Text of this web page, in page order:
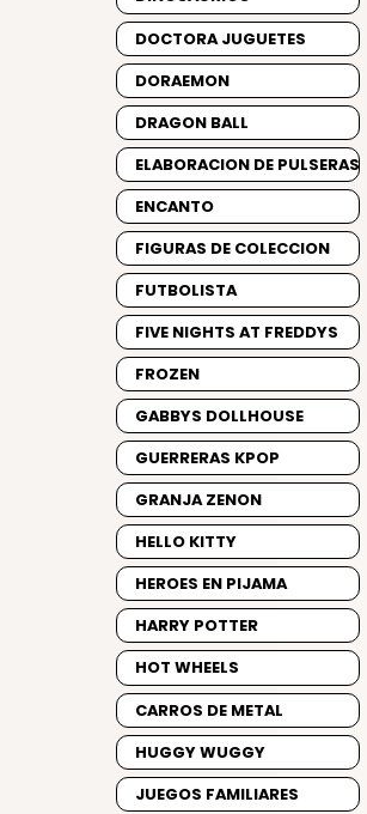
DOCTORA JUGUETES
DORAEMON
DRAGON BALL
ELABORACION DE PULSERAS
ENCANTO
FIGURAS DE COLECCION
FUTBOLISTA
FIVE NIGHTS AT FREDDYS
FROZEN
GABBYS DOLLHOUSE
GUERRERAS KPOP
GRANJA ZENON
HELLO KITTY
HEROES EN PIJAMA
HARRY POTTER
HOT WHEELS
CARROS DE METAL
HUGGY WUGGY
JUEGOS FAMILIARES